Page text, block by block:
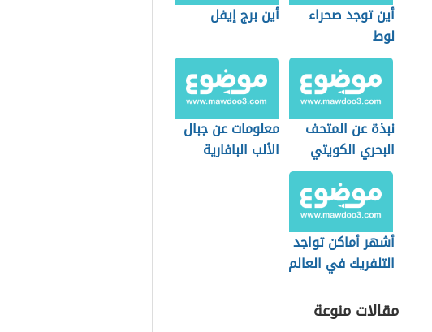
أين توجد صحراء
لوط
أين برج إيفل
نبذة عن المتحف
البحري الكويتي
معلومات عن جبال
الألب البافارية
أشهر أماكن تواجد
التلفريك في العالم
مقالات منوعة